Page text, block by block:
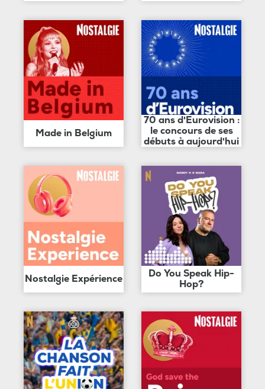
Made in Belgium
70 ans d'Eurovision :
le concours de ses
débuts à aujourd'hui
Nostalgie Expérience
Do You Speak Hip-
Hop?